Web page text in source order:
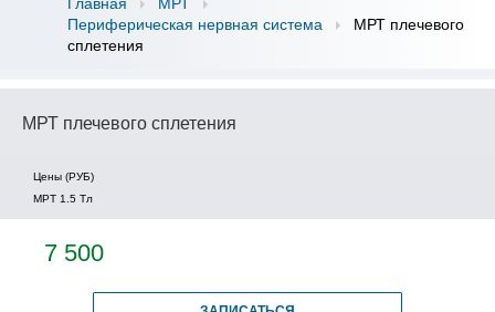
Периферическая нервная система
МРТ плечевого
сплетения
МРТ плечевого сплетения
Цены (РУБ)
МРТ 1.5 Tл
7 500